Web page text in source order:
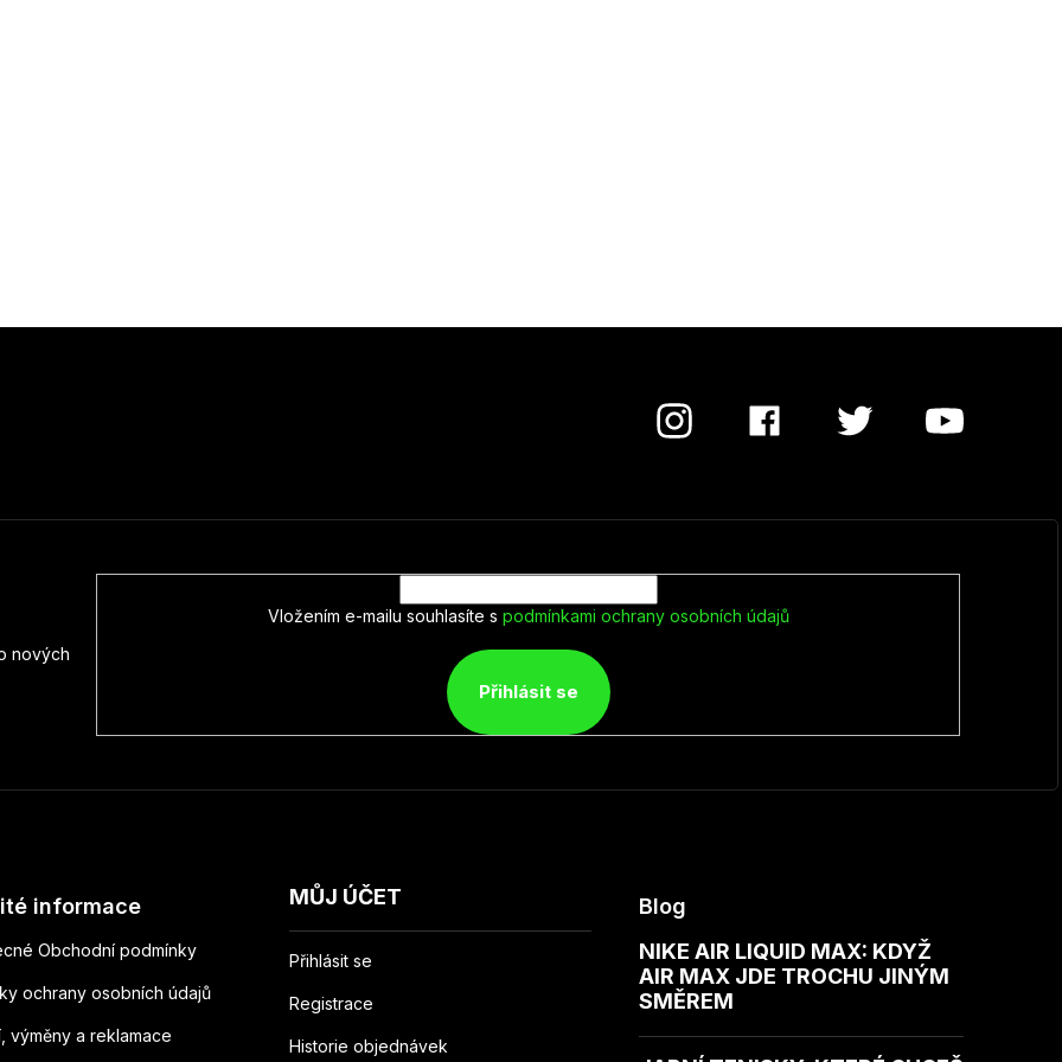
nových
Vložením e-mailu souhlasíte s podmínkami ochrany osobních údajů
Přihlásit se
informace
Obchodní podmínky
ochrany osobních údajů
výměny a reklamace
MŮJ ÚČET
Přihlásit se
Registrace
Historie objednávek
Blog
NIKE AIR LIQUID MAX: KDYŽ
AIR MAX JDE TROCHU JINÝM
SMĚREM